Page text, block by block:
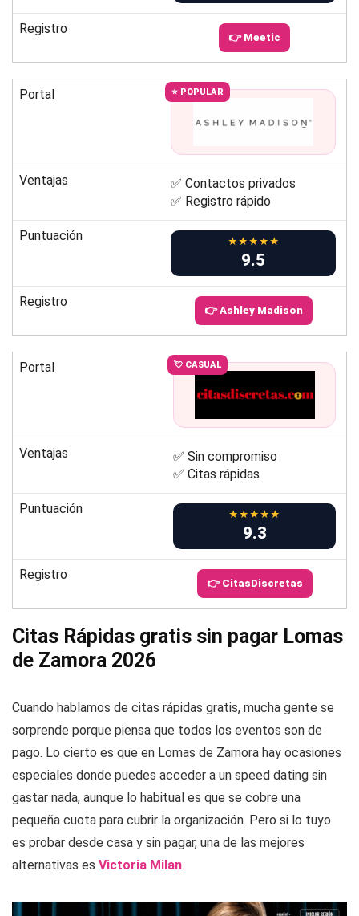
Registro
👉 Meetic
Portal ⭐ POPULAR
Ventajas
✅ Contactos privados
✅ Registro rápido
Puntuación ★★★★★
9.5
Registro
👉 Ashley Madison
Portal 💘 CASUAL
Ventajas
✅ Sin compromiso
✅ Citas rápidas
Puntuación ★★★★★
9.3
Registro
👉 CitasDiscretas
Citas Rápidas gratis sin pagar Lomas
de Zamora 2026
Cuando hablamos de citas rápidas gratis, mucha gente se
sorprende porque piensa que todos los eventos son de
pago. Lo cierto es que en Lomas de Zamora hay ocasiones
especiales donde puedes acceder a un speed dating sin
gastar nada, aunque lo habitual es que se cobre una
pequeña cuota para cubrir la organización. Pero si lo tuyo
es probar desde casa y sin pagar, una de las mejores
alternativas es Victoria Milan.